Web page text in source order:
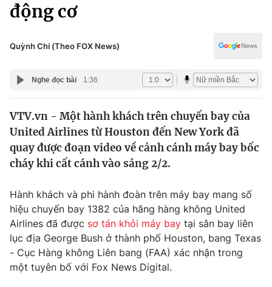
Xã hội
Pháp luật
Y tế
Thế giới
Tin tức
Thế giới đó đây
Câu chuyện quốc tế
Kinh tế
Thị trường
Góc doanh nghiệp
Dữ liệu và đời sống
Truyền hình
Phim VTV
Hậu trường
Giải trí
Văn hóa - Giải trí
Y tế
Công nghệ
động cơ
Quỳnh Chi (Theo FOX News)
Nghe đọc bài 1:36
VTV.vn - Một hành khách trên chuyến bay của
United Airlines từ Houston đến New York đã
quay được đoạn video về cảnh cánh máy bay bốc
cháy khi cất cánh vào sáng 2/2.
Hành khách và phi hành đoàn trên máy bay mang số
hiệu chuyến bay 1382 của hãng hàng không United
Airlines đã được sơ tán khỏi máy bay tại sân bay liên
lục địa George Bush ở thành phố Houston, bang Texas
- Cục Hàng không Liên bang (FAA) xác nhận trong
một tuyên bố với Fox News Digital.